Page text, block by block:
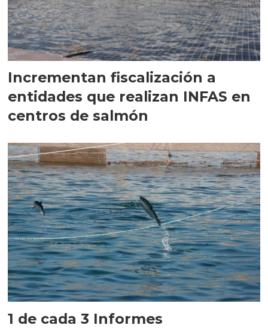
Incrementan fiscalización a
entidades que realizan INFAS en
centros de salmón
1 de cada 3 Informes